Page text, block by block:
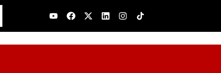
YoutubeFacebook
X-
twitter
LinkedinInstagram